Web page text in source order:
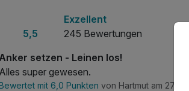
5,5
Exzellent
245 Bewertungen
Anker setzen - Leinen los!
Alles super gewesen.
mit 6,0 Punkten von Hartmut am